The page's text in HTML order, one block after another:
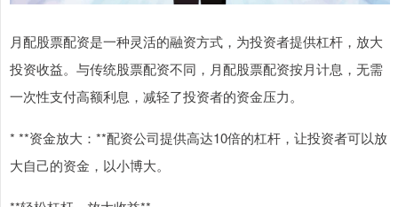
月配股票配资是一种灵活的融资方式，为投资者提供杠杆，放大
投资收益。与传统股票配资不同，月配股票配资按月计息，无需
一次性支付高额利息，减轻了投资者的资金压力。
* **资金放大：**配资公司提供高达10倍的杠杆，让投资者可以放
大自己的资金，以小博大。